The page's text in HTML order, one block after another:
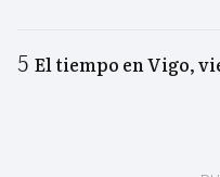
El tiempo en Vigo,